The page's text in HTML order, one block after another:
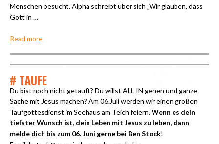
Menschen besucht. Alpha schreibt über sich „Wir glauben, dass
Gott in …
Read more
# TAUFE
Du bist noch nicht getauft? Du willst ALL IN gehen und ganze
Sache mit Jesus machen? Am 06.Juli werden wir einen großen
Taufgottesdienst im Seehaus am Teich feiern.Wenn es dein
tiefster Wunsch ist, dein Leben mit Jesus zu leben, dann
melde dich bis zum 06. Juni gerne bei Ben Stock!